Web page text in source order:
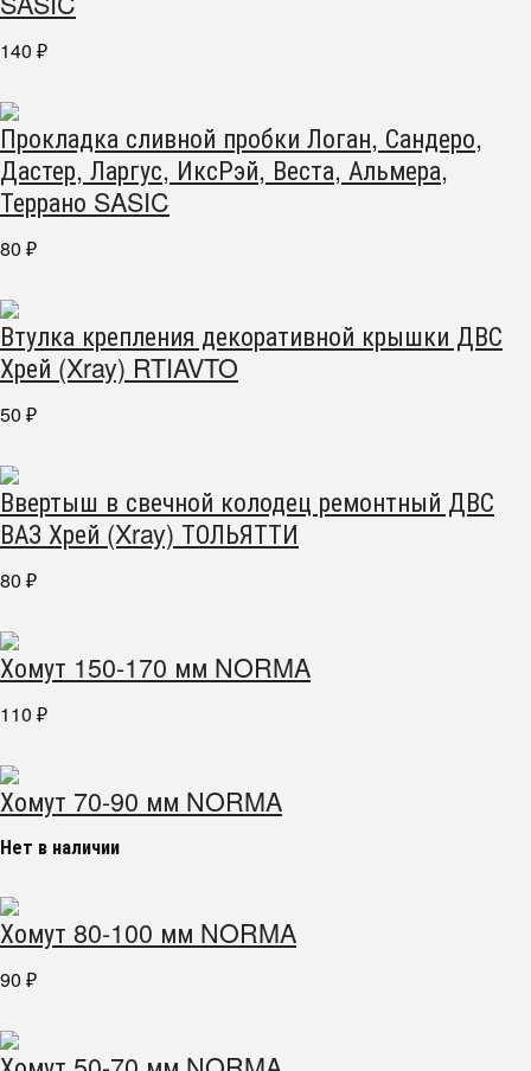
140 ₽
Прокладка сливной пробки Логан, Сандеро,
Дастер, Ларгус, ИксРэй, Веста, Альмера,
Террано SASIC
80 ₽
Втулка крепления декоративной крышки ДВС
Хрей (Xray) RTIAVTO
50 ₽
Ввертыш в свечной колодец ремонтный ДВС
ВАЗ Хрей (Xray) ТОЛЬЯТТИ
80 ₽
Хомут 150-170 мм NORMA
110 ₽
Хомут 70-90 мм NORMA
Нет в наличии
Хомут 80-100 мм NORMA
90 ₽